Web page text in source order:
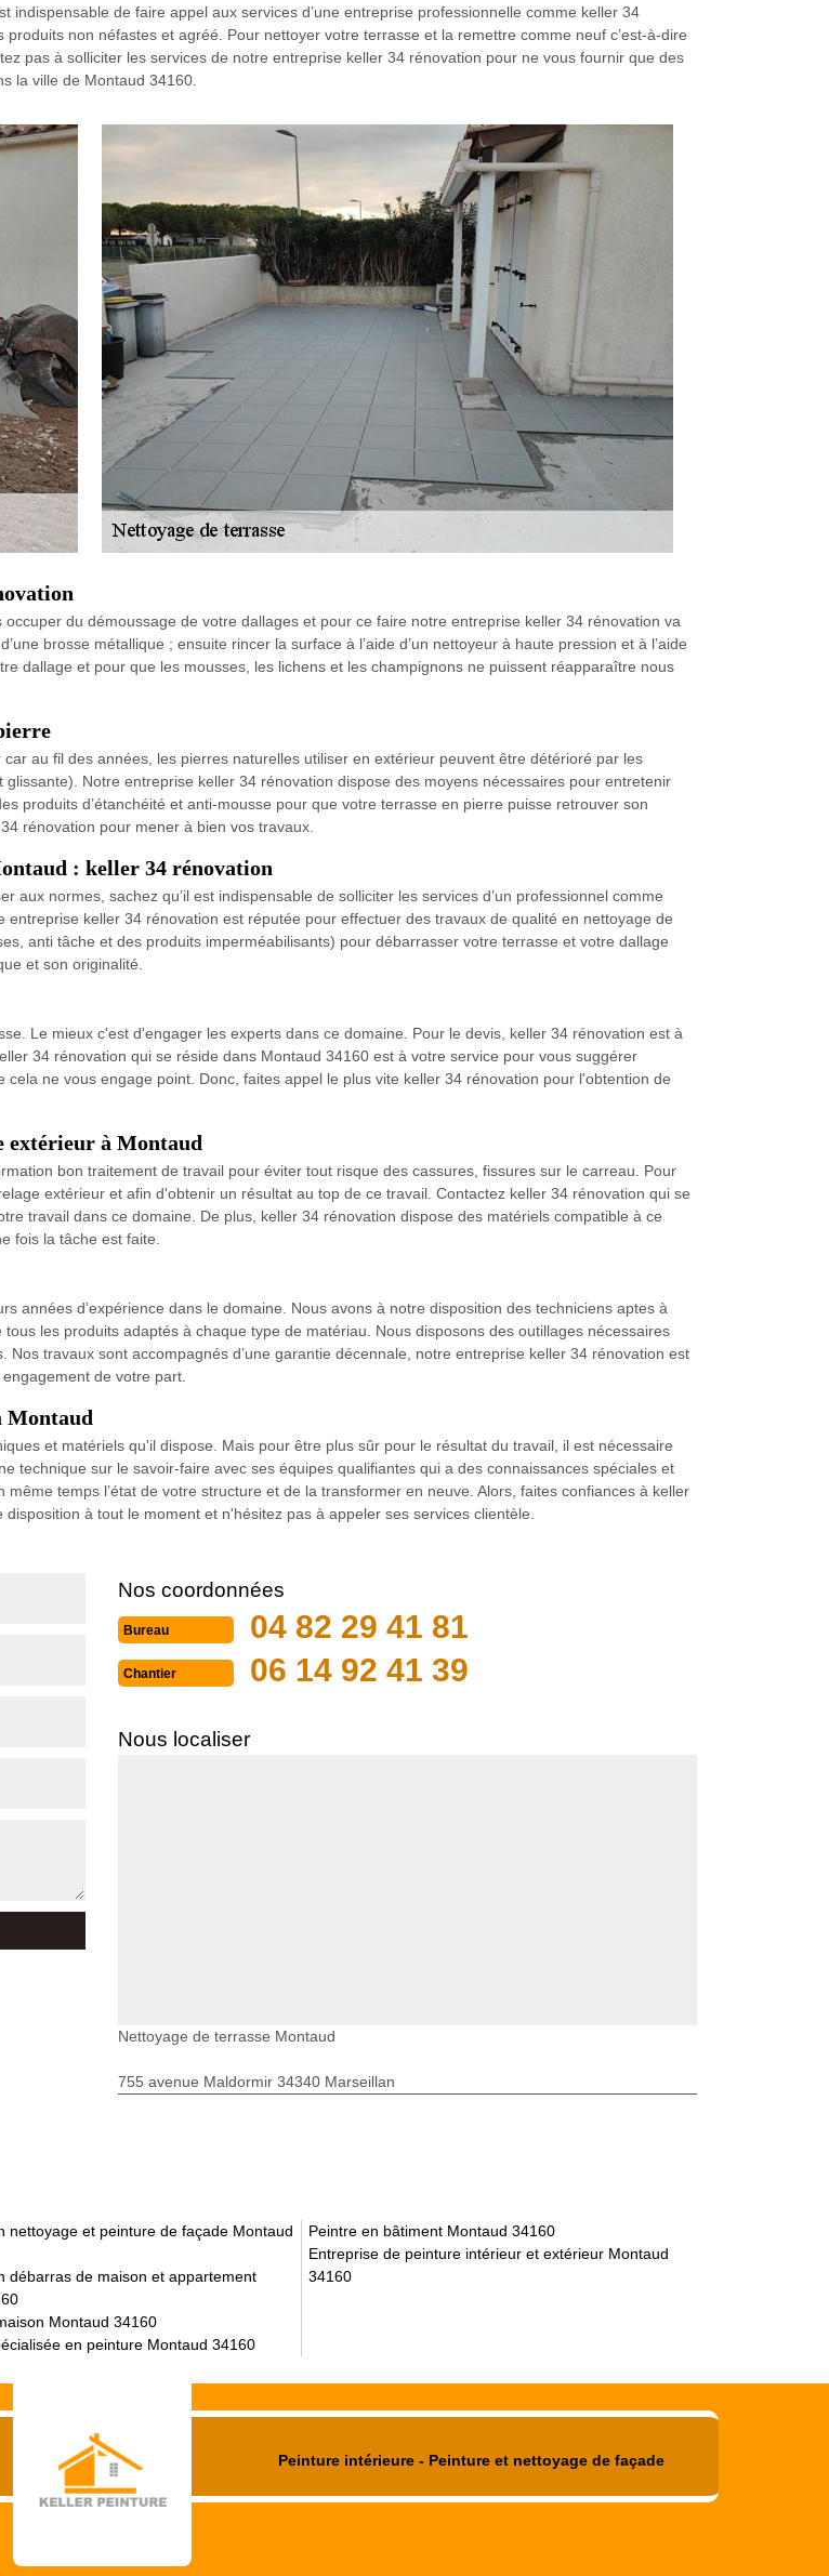
de faire appel aux services d’une entreprise professionnelle comme keller 34
non néfastes et agréé. Pour nettoyer votre terrasse et la remettre comme neuf c’est-à-dire
pas à solliciter les services de notre entreprise keller 34 rénovation pour ne vous fournir que des
la ville de Montaud 34160.
du démoussage de votre dallages et pour ce faire notre entreprise keller 34 rénovation va
brosse métallique ; ensuite rincer la surface à l’aide d’un nettoyeur à haute pression et à l’aide
dallage et pour que les mousses, les lichens et les champignons ne puissent réapparaître nous
au fil des années, les pierres naturelles utiliser en extérieur peuvent être détérioré par les
Notre entreprise keller 34 rénovation dispose des moyens nécessaires pour entretenir
produits d’étanchéité et anti-mousse pour que votre terrasse en pierre puisse retrouver son
rénovation pour mener à bien vos travaux.
: keller 34 rénovation
normes, sachez qu’il est indispensable de solliciter les services d’un professionnel comme
keller 34 rénovation est réputée pour effectuer des travaux de qualité en nettoyage de
anti tâche et des produits imperméabilisants) pour débarrasser votre terrasse et votre dallage
et son originalité.
Le mieux c'est d'engager les experts dans ce domaine. Pour le devis, keller 34 rénovation est à
34 rénovation qui se réside dans Montaud 34160 est à votre service pour vous suggérer
ne vous engage point. Donc, faites appel le plus vite keller 34 rénovation pour l'obtention de
extérieur à Montaud
bon traitement de travail pour éviter tout risque des cassures, fissures sur le carreau. Pour
extérieur et afin d'obtenir un résultat au top de ce travail. Contactez keller 34 rénovation qui se
travail dans ce domaine. De plus, keller 34 rénovation dispose des matériels compatible à ce
fois la tâche est faite.
années d’expérience dans le domaine. Nous avons à notre disposition des techniciens aptes à
les produits adaptés à chaque type de matériau. Nous disposons des outillages nécessaires
travaux sont accompagnés d’une garantie décennale, notre entreprise keller 34 rénovation est
de votre part.
Montaud
et matériels qu'il dispose. Mais pour être plus sûr pour le résultat du travail, il est nécessaire
technique sur le savoir-faire avec ses équipes qualifiantes qui a des connaissances spéciales et
temps l’état de votre structure et de la transformer en neuve. Alors, faites confiances à keller
à tout le moment et n'hésitez pas à appeler ses services clientèle.
Nos coordonnées
Bureau 04 82 29 41 81
Chantier 06 14 92 41 39
Nous localiser
Nettoyage de terrasse Montaud
755 avenue Maldormir 34340 Marseillan
nettoyage et peinture de façade Montaud
débarras de maison et appartement
Montaud 34160
en peinture Montaud 34160
Peintre en bâtiment Montaud 34160
Entreprise de peinture intérieur et extérieur Montaud
34160
Peinture intérieure - Peinture et nettoyage de façade